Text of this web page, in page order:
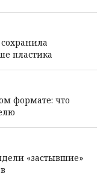
пластика
формате: что
«застывшие»